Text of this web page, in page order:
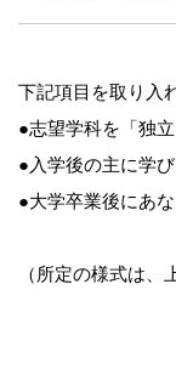
下記項目を取り入
●志望学科を「独
●入学後の主に学
●大学卒業後にあ
（所定の様式は、